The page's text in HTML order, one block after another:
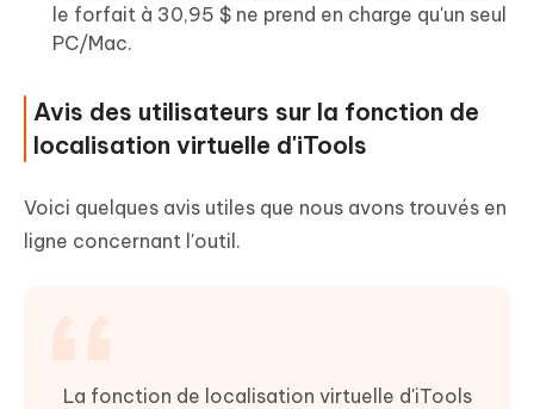
le forfait à 30,95 $ ne prend en charge qu'un seul
PC/Mac.
Avis des utilisateurs sur la fonction de
localisation virtuelle d'iTools
Voici quelques avis utiles que nous avons trouvés en
ligne concernant l'outil.
La fonction de localisation virtuelle d'iTools